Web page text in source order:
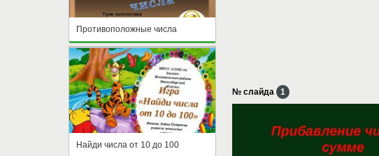
Противоположные числа
Найди числа от 10 до 100
№ слайда 1